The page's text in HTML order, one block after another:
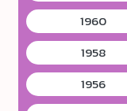
1960
1958
1956